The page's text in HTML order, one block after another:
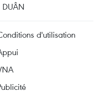
DUÂN
d'utilisation